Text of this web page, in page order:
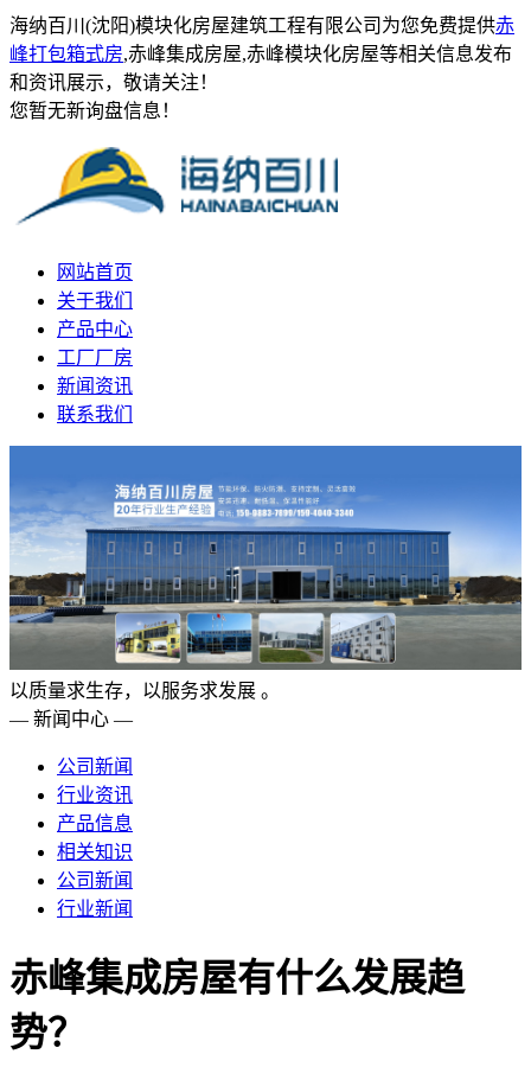
海纳百川(沈阳)模块化房屋建筑工程有限公司为您免费提供赤
峰打包箱式房,赤峰集成房屋,赤峰模块化房屋等相关信息发布
和资讯展示，敬请关注！
您暂无新询盘信息！
网站首页
关于我们
产品中心
工厂厂房
新闻资讯
联系我们
以质量求生存，以服务求发展 。
— 新闻中心 —
公司新闻
行业资讯
产品信息
相关知识
公司新闻
行业新闻
赤峰集成房屋有什么发展趋
势？